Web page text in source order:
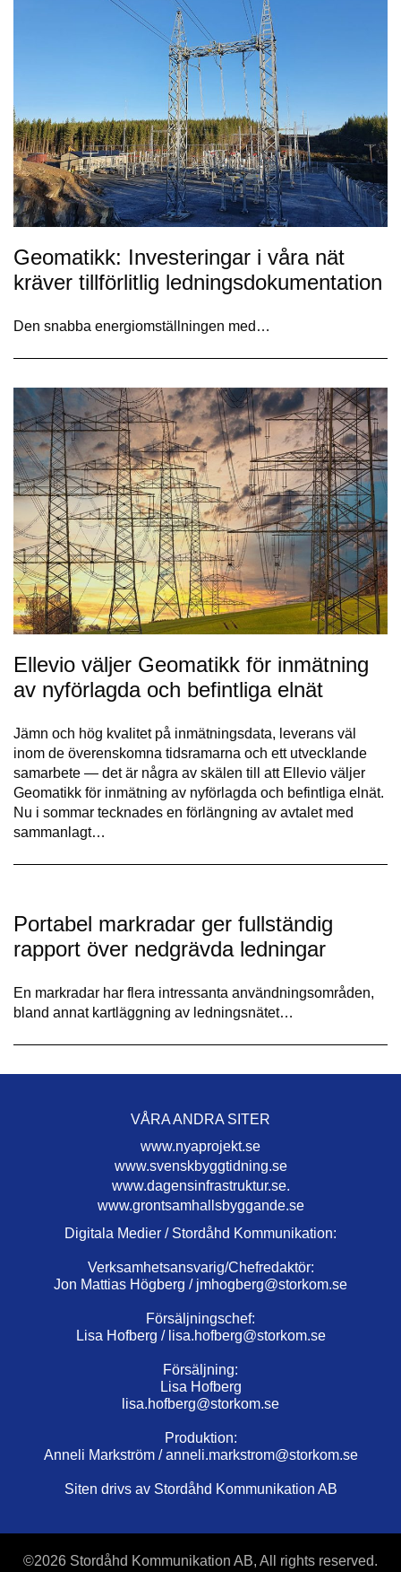
Geomatikk: Investeringar i våra nät
kräver tillförlitlig ledningsdokumentation
Den snabba energiomställningen med…
Ellevio väljer Geomatikk för inmätning
av nyförlagda och befintliga elnät
Jämn och hög kvalitet på inmätningsdata, leverans väl
inom de överenskomna tidsramarna och ett utvecklande
samarbete — det är några av skälen till att Ellevio väljer
Geomatikk för inmätning av nyförlagda och befintliga elnät.
Nu i sommar tecknades en förlängning av avtalet med
sammanlagt…
Portabel markradar ger fullständig
rapport över nedgrävda ledningar
En markradar har flera intressanta användningsområden,
bland annat kartläggning av ledningsnätet…
VÅRA ANDRA SITER
www.nyaprojekt.se
www.svenskbyggtidning.se
www.dagensinfrastruktur.se.
www.grontsamhallsbyggande.se
Digitala Medier / Stordåhd Kommunikation:
Verksamhetsansvarig/Chefredaktör:
Jon Mattias Högberg / jmhogberg@storkom.se
Försäljningschef:
Lisa Hofberg / lisa.hofberg@storkom.se
Försäljning:
Lisa Hofberg
lisa.hofberg@storkom.se
Produktion:
Anneli Markström /anneli.markstrom@storkom.se
Siten drivs av Stordåhd Kommunikation AB
©2026 Stordåhd Kommunikation AB, All rights reserved.